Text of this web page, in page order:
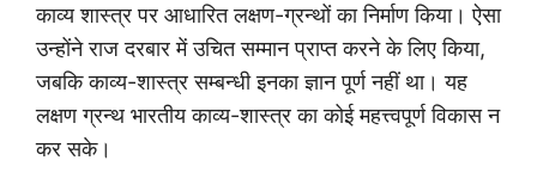
काव्य शास्त्र पर आधारित लक्षण-ग्रन्थों का निर्माण किया। ऐसा
उन्होंने राज दरबार में उचित सम्मान प्राप्त करने के लिए किया,
जबकि काव्य-शास्त्र सम्बन्धी इनका ज्ञान पूर्ण नहीं था। यह
लक्षण ग्रन्थ भारतीय काव्य-शास्त्र का कोई महत्त्वपूर्ण विकास न
कर सके।